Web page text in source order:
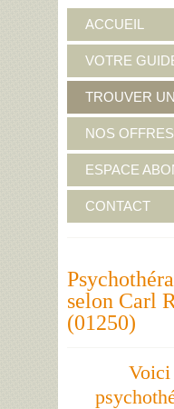
ACCUEIL
VOTRE
TROUVER
NOS
ESPACE
CONTACT
selon Carl
(01250)
Voici